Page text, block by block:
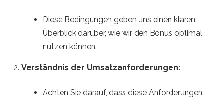
Diese Bedingungen geben uns einen klaren
Überblick darüber, wie wir den Bonus optimal
nutzen können.
Verständnis der Umsatzanforderungen:
Achten Sie darauf, dass diese Anforderungen